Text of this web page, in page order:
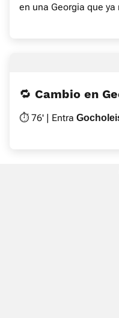
en una Georgia que
🔁 Cambio en
⏱ 76' | Entra